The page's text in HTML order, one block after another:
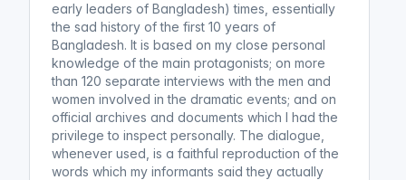
early leaders of Bangladesh) times, essentially
the sad history of the first 10 years of
Bangladesh. It is based on my close personal
knowledge of the main protagonists; on more
than 120 separate interviews with the men and
women involved in the dramatic events; and on
official archives and documents which I had the
privilege to inspect personally. The dialogue,
whenever used, is a faithful reproduction of the
words which my informants said they actually